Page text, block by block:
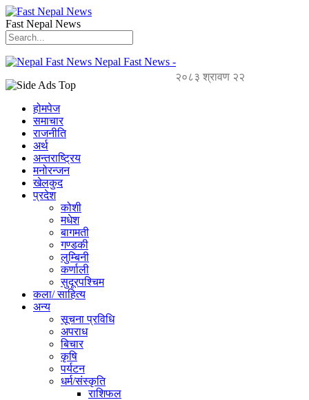
Fast Nepal News
Nepal Fast News -
२०८३ श्रावण २२
होमपेज
समाचार
राजनीति
अर्थ
अन्तराष्ट्रिय
मनोरन्जन
खेलकुद
प्रदेश
कोशी
मधेश
बागमती
गण्डकी
लुम्बिनी
कर्णाली
सुदूरपश्चिम
कला/ साहित्य
अन्य
सूचना प्रविधि
अपराध
बिचार
कृषि
पर्यटन
धर्म/संस्कृति
राशिफल